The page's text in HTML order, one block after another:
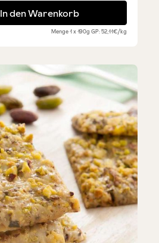
In den Warenkorb
Menge1 x 190gGP: 52,11€/kg